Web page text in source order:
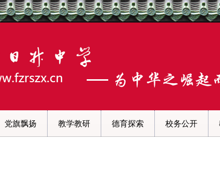
党旗飘扬 教学教研 德育探索 校务公开